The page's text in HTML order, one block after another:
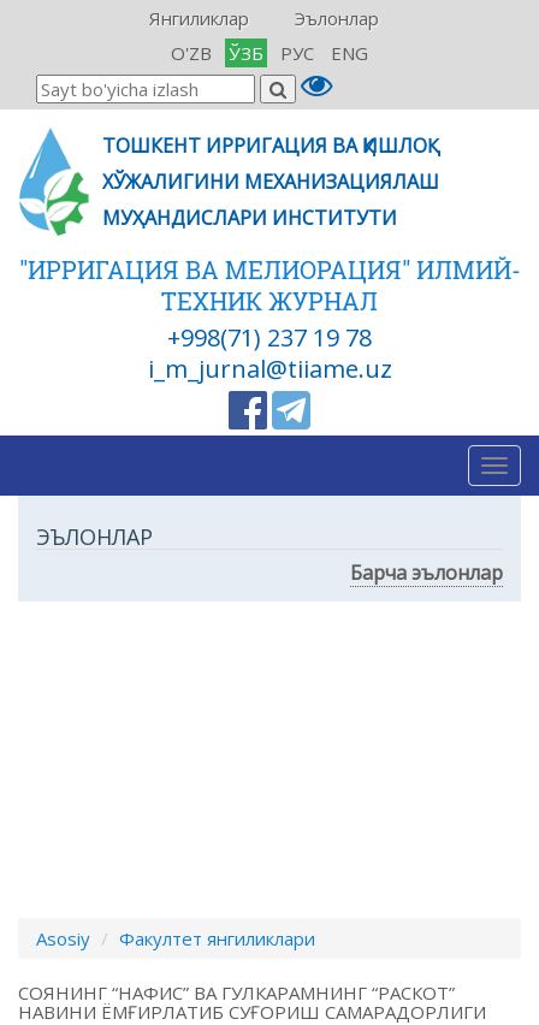
Янгиликлар
Эълонлар
O'ZB
ЎЗБ РУС ENG
ТОШКЕНТ ИРРИГАЦИЯ ВА ҚИШЛОҚ
ХЎЖАЛИГИНИ МЕХАНИЗАЦИЯЛАШ
МУҲАНДИСЛАРИ ИНСТИТУТИ
"ИРРИГАЦИЯ ВА МЕЛИОРАЦИЯ" ИЛМИЙ-
ТЕХНИК ЖУРНАЛ
+998(71) 237 19 78
i_m_jurnal@tiiame.uz
ЭЪЛОНЛАР
Барча эълонлар
Asosiy Факултет янгиликлари
СОЯНИНГ “НАФИС” ВА ГУЛКАРАМНИНГ “РАСКОТ”
НАВИНИ ЁМҒИРЛАТИБ СУҒОРИШ САМАРАДОРЛИГИ